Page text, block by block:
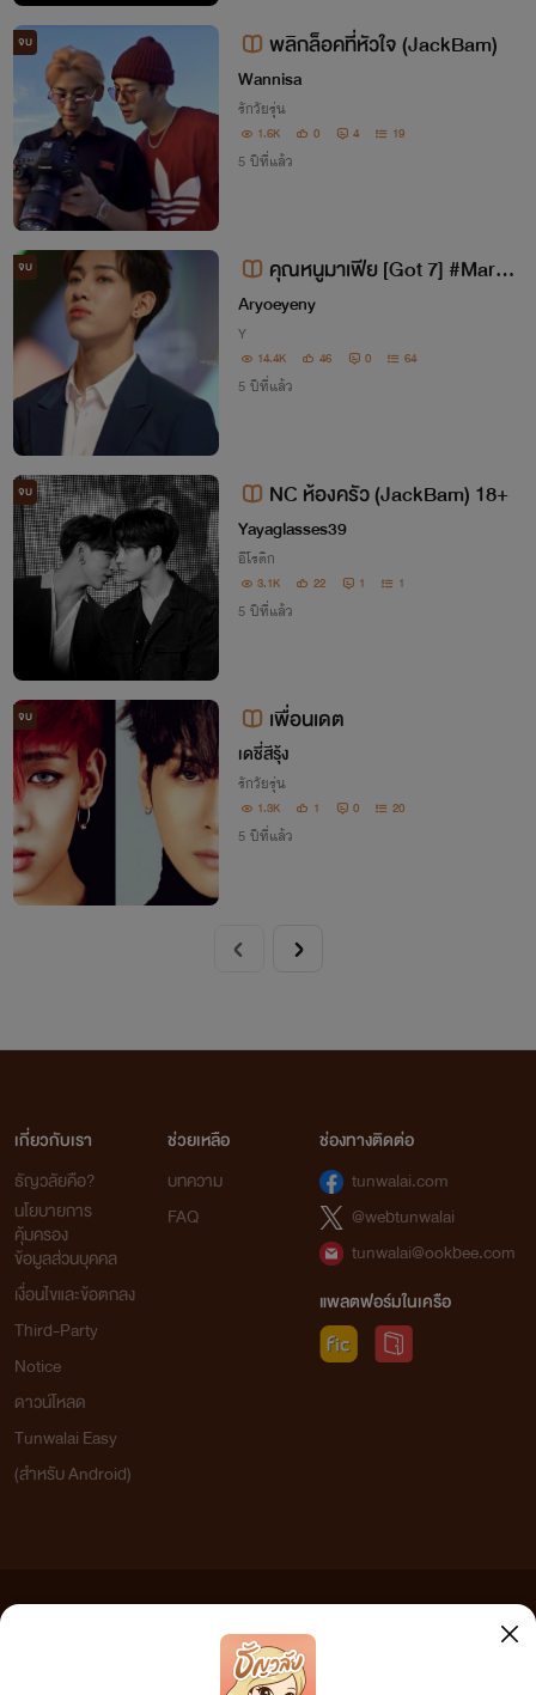
จบ พลิกล็อคที่หัวใจ (JackBam)
Wannisa
รักวัยรุ่น
1.6K 0 4 19
5 ปีที่แล้ว
จบ
คุณหนูมาเฟีย [Got 7] #Markb
am #Jackbam
Aryoeyeny
Y
14.4K 46 0 64
5 ปีที่แล้ว
จบ NC ห้องครัว (JackBam) 18+
Yayaglasses39
อีโรติก
3.1K 22 1 1
5 ปีที่แล้ว
จบ เพื่อนเดต
เดชี่สีรุ้ง
รักวัยรุ่น
1.3K 1 0 20
5 ปีที่แล้ว
เกี่ยวกับเรา
ธัญวลัยคือ?
นโยบายการ
คุ้มครอง
ข้อมูลส่วนบุคคล
เงื่อนไขและข้อตกลง
Third-Party
Notice
ดาวน์โหลด
Tunwalai Easy
(สำหรับ Android)
ช่วยเหลือ
บทความ
FAQ
ช่องทางติดต่อ
tunwalai.com
@webtunwalai
tunwalai@ookbee.com
แพลตฟอร์มในเครือ
เว็บไซต์แห่งนี้ไม่ได้เห็นด้วยและไม่ขอรับผิดชอบต่อข้อความใดๆ ทั้งสิ้น ดังนั้นผู้อ่านทุกท่านโปรดใช้
วิจารณญาณในการกลั่นกรองด้วยตนเอง และหากท่านพบข้อความใดๆ ที่ขัดต่อกฎหมายและศีลธรรม